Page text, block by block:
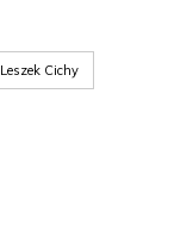
Leszek Cichy